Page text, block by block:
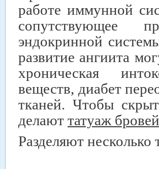
работе иммунной
сопутствующее
эндокринной
развитие ангиита
хроническая
веществ, диабет
тканей. Чтобы
делают татуаж
Разделяют несколько